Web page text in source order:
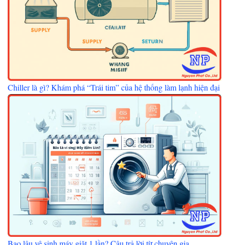
Chiller là gì? Khám phá “Trái tim” của hệ thống làm lạnh hiện đại